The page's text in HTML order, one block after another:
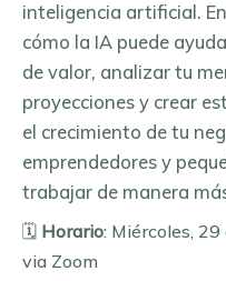
inteligencia artificial.
cómo la IA puede
de valor, analizar tu
proyecciones y crear
el crecimiento de tu
emprendedores y
trabajar de manera
🗓️ Horario: Miércoles,
via Zoom